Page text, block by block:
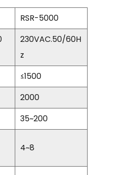
RSR-5000
230VAC.50/60H
z
≤1500
2000
35~200
4~8